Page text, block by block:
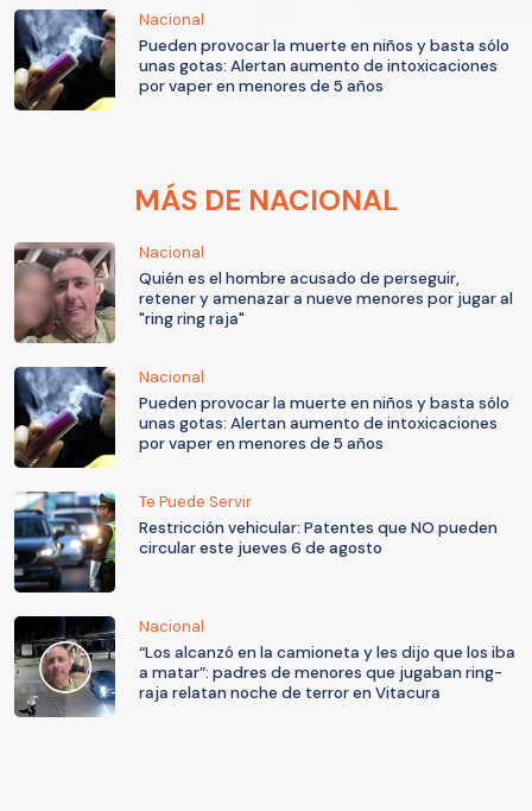
Nacional
Pueden provocar la muerte en niños y basta sólo
unas gotas: Alertan aumento de intoxicaciones
por vaper en menores de 5 años
MÁS DE NACIONAL
Nacional
Quién es el hombre acusado de perseguir,
retener y amenazar a nueve menores por jugar al
"ring ring raja"
Nacional
Pueden provocar la muerte en niños y basta sólo
unas gotas: Alertan aumento de intoxicaciones
por vaper en menores de 5 años
Te Puede Servir
Restricción vehicular: Patentes que NO pueden
circular este jueves 6 de agosto
Nacional
“Los alcanzó en la camioneta y les dijo que los iba
a matar”: padres de menores que jugaban ring-
raja relatan noche de terror en Vitacura